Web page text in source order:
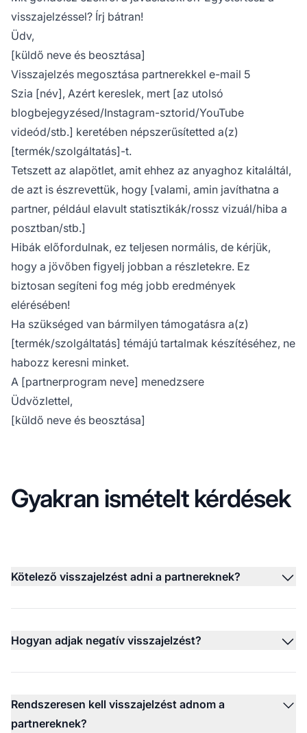
visszajelzéssel? Írj bátran!
Üdv,
[küldő neve és beosztása]
Visszajelzés megosztása partnerekkel e-mail 5
Szia [név], Azért kereslek, mert [az utolsó
blogbejegyzésed/Instagram-sztorid/YouTube
videód/stb.] keretében népszerűsítetted a(z)
[termék/szolgáltatás]-t.
Tetszett az alapötlet, amit ehhez az anyaghoz kitaláltál,
de azt is észrevettük, hogy [valami, amin javíthatna a
partner, például elavult statisztikák/rossz vizuál/hiba a
posztban/stb.]
Hibák előfordulnak, ez teljesen normális, de kérjük,
hogy a jövőben figyelj jobban a részletekre. Ez
biztosan segíteni fog még jobb eredmények
elérésében!
Ha szükséged van bármilyen támogatásra a(z)
[termék/szolgáltatás] témájú tartalmak készítéséhez, ne
habozz keresni minket.
A [partnerprogram neve] menedzsere
Üdvözlettel,
[küldő neve és beosztása]
Gyakran ismételt kérdések
Kötelező visszajelzést adni a partnereknek?
Hogyan adjak negatív visszajelzést?
Rendszeresen kell visszajelzést adnom a
partnereknek?